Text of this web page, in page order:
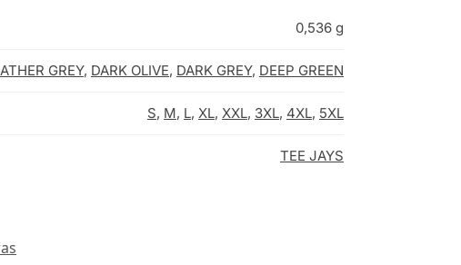
0,536 g
GREY, DARK OLIVE, DARK GREY, DEEP GREEN
S, M, L, XL, XXL, 3XL, 4XL, 5XL
TEE JAYS